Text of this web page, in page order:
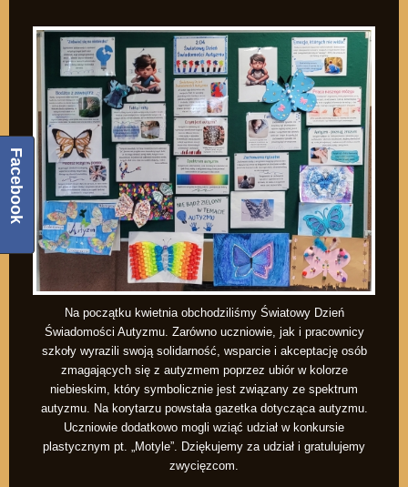
Na początku kwietnia obchodziliśmy Światowy Dzień
Świadomości Autyzmu. Zarówno uczniowie, jak i pracownicy
szkoły wyrazili swoją solidarność, wsparcie i akceptację osób
zmagających się z autyzmem poprzez ubiór w kolorze
niebieskim, który symbolicznie jest związany ze spektrum
autyzmu. Na korytarzu powstała gazetka dotycząca autyzmu.
Uczniowie dodatkowo mogli wziąć udział w konkursie
plastycznym pt. „Motyle”. Dziękujemy za udział i gratulujemy
zwycięzcom.
Facebook